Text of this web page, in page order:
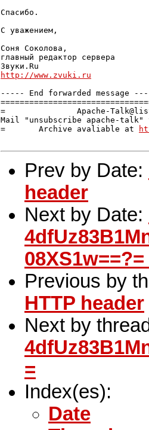
Спасибо.
С уважением,
Соня Соколова,
главный редактор сервера
http://www.zvuki.ru
----- End forwarded message
=               Apache-
Mail "unsubscribe apache-
=       Archive avaliable at
Prev by Date:
header
Next by Date:
Previous by
HTTP header
Next by
=
Index(es):
Date